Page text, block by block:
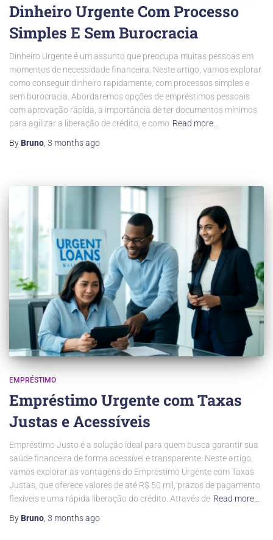
Dinheiro Urgente Com Processo
Simples E Sem Burocracia
Dinheiro Urgente é um assunto que preocupa muitas pessoas em
momentos de necessidade financeira. Neste artigo, vamos explorar
como conseguir dinheiro rapidamente, com processos simples e
sem burocracia. Abordaremos opções de empréstimos pessoais
com aprovação rápida, a importância de ter documentos mínimos
para agilizar a liberação de crédito, e como Read more…
By Bruno 3 monthsago
EMPRÉSTIMO
Empréstimo Urgente com Taxas
Justas e Acessíveis
Empréstimo Justo é a solução ideal para quem busca garantir sua
saúde financeira de forma acessível e transparente. Neste artigo,
vamos explorar as vantagens do Empréstimo Urgente com Taxas
Justas, que oferece valores de até R$ 50 mil, prazos de pagamento
flexíveis e uma rápida liberação do crédito. Através de Read more…
By Bruno 3 monthsago